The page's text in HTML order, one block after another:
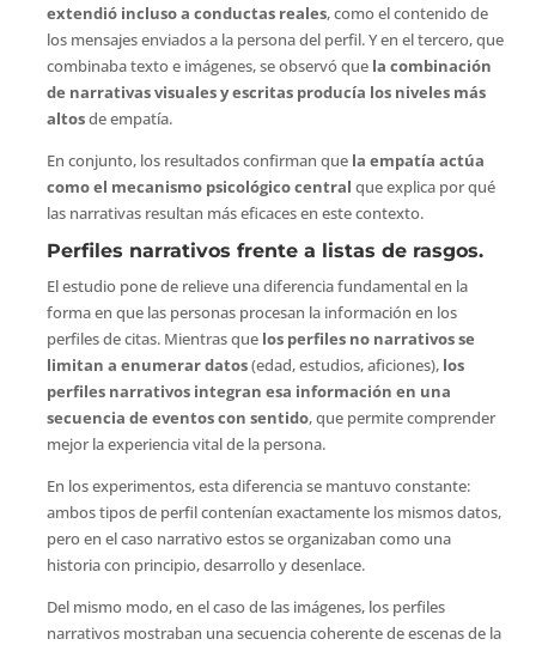
extendió incluso a conductas reales, como el contenido de
los mensajes enviados a la persona del perfil. Y en el tercero, que
combinaba texto e imágenes, se observó que la combinación
de narrativas visuales y escritas producía los niveles más
altosde empatía.
En conjunto, los resultados confirman que la empatía actúa
como el mecanismo psicológico central que explica por qué
las narrativas resultan más eficaces en este contexto.
Perfiles narrativos frente a listas de rasgos.
El estudio pone de relieve una diferencia fundamental en la
forma en que las personas procesan la información en los
perfiles de citas. Mientras que los perfiles no narrativos se
limitan a enumerar datos(edad, estudios, aficiones), los
perfiles narrativos integran esa información en una
secuencia de eventos con sentido, que permite comprender
mejor la experiencia vital de la persona.
En los experimentos, esta diferencia se mantuvo constante:
ambos tipos de perfil contenían exactamente los mismos datos,
pero en el caso narrativo estos se organizaban como una
historia con principio, desarrollo y desenlace.
Del mismo modo, en el caso de las imágenes, los perfiles
narrativos mostraban una secuencia coherente de escenas de la